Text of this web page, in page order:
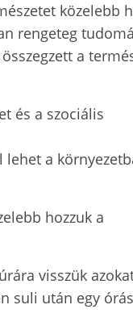
közelebb
rengeteg
a
és a szociális
lehet a
hozzuk a
visszük
suli után egy